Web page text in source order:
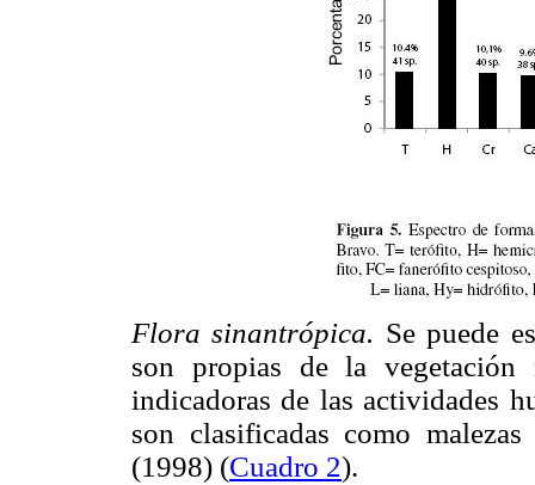
Flora sinantrópica. Se puede
son propias de la
indicadoras de las actividades
son clasificadas como
(1998) (Cuadro 2).